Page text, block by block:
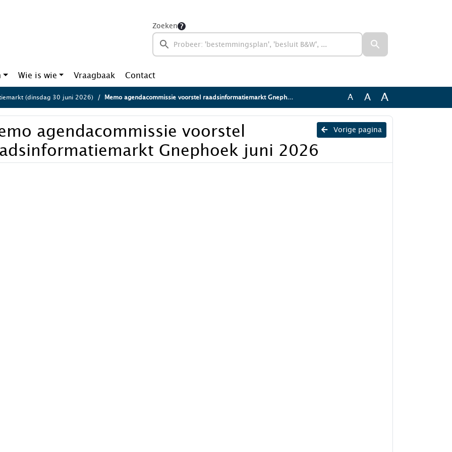
Zoeken
Wie is wie Vraagbaak Contact
(dinsdag 30 juni 2026) Memo agendacommissie voorstel raadsinformatiemarkt Gnephoek juni 2026 A A A
Vorige pagina
agendacommissie voorstel
Gnephoek juni 2026